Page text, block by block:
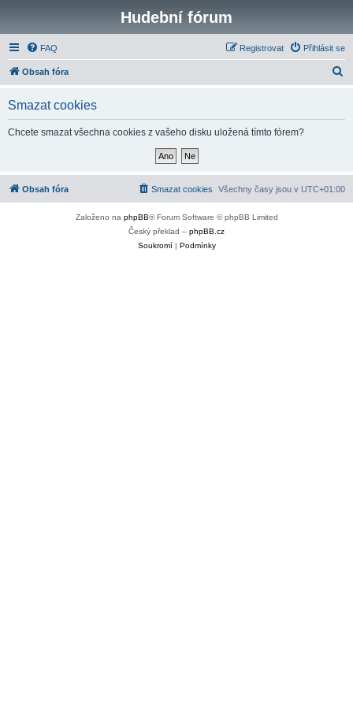
Hudební fórum
FAQ Přihlásit se
Registrovat
Obsah fóra
Smazat cookies
Chcete smazat všechna cookies z vašeho disku uložená tímto fórem?
Obsah fóra Všechny časy jsou v UTC+01:00
Smazat cookies
Založeno na phpBB® Forum Software © phpBB Limited
Český překlad – phpBB.cz
Soukromí| Podmínky